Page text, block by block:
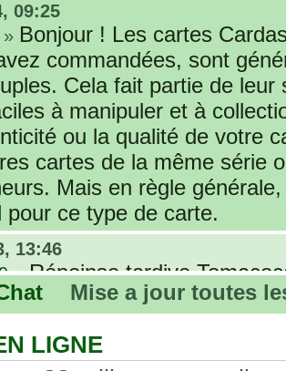
09:25
» Bonjour ! Les cartes
commandées, sont
Cela fait partie de
à manipuler et à
ou la qualité de votre
cartes de la même série
Mais en règle
pour ce type de carte.
13:46
»Répoinse tardive
réédition de cette Hondan ?
14:17
»Bonjour j'ai commandé
Mise a jour toutes
LIGNE